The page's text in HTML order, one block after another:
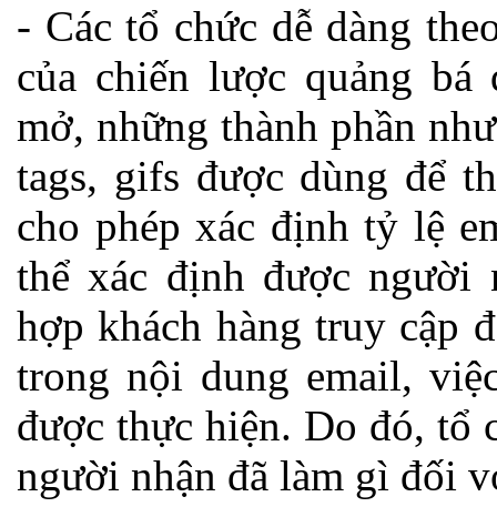
- Các tổ chức dễ dàng
của chiến lược quảng
mở, những thành phần
tags, gifs được dùng để
cho phép xác định tỷ lệ
thể xác định được người
hợp khách hàng truy cập
trong nội dung email,
được thực hiện. Do đó, tổ
người nhận đã làm gì đối